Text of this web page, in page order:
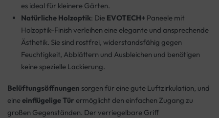
es ideal für kleinere Gärten.
Natürliche Holzoptik: Die EVOTECH+ Paneele mit
Holzoptik-Finish verleihen eine elegante und ansprechende
Ästhetik. Sie sind rostfrei, widerstandsfähig gegen
Feuchtigkeit, Abblättern und Ausbleichen und benötigen
keine spezielle Lackierung.
Belüftungsöffnungen sorgen für eine gute Luftzirkulation, und
eineeinflügelige Tür ermöglicht den einfachen Zugang zu
großen Gegenständen. Der verriegelbare Griff